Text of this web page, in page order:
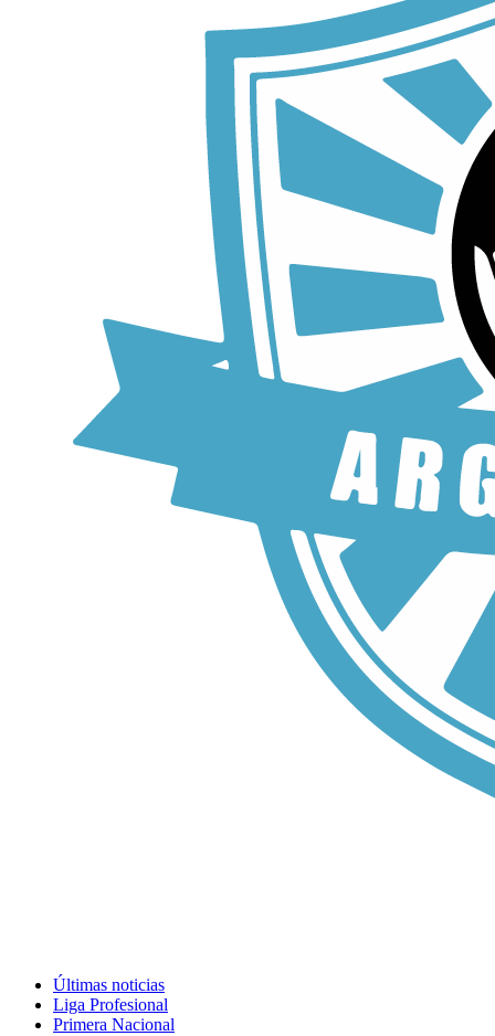
Últimas noticias
Liga Profesional
Primera Nacional